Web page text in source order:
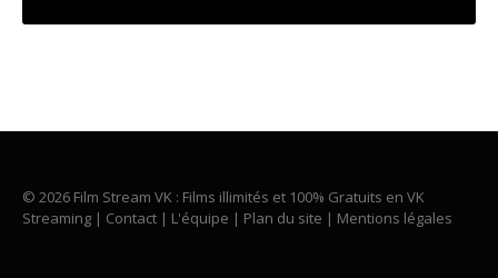
© 2026 Film Stream VK : Films illimités et 100% Gratuits en VK
Streaming | Contact | L'équipe | Plan du site | Mentions légales